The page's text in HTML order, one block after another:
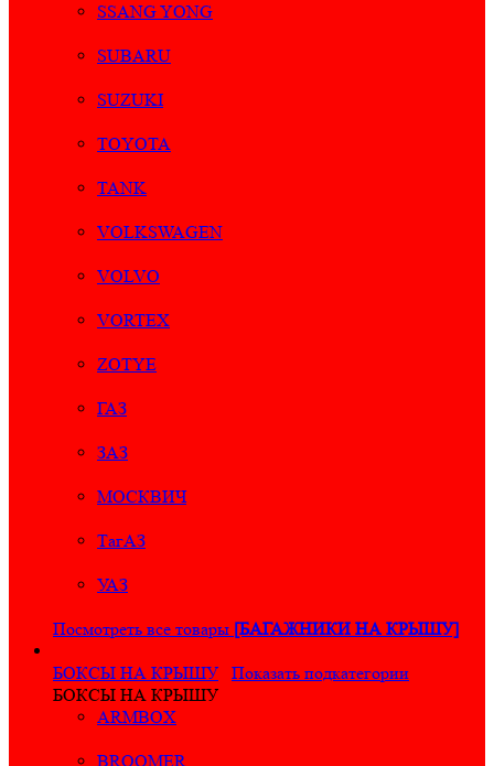
SSANG YONG
SUBARU
SUZUKI
TOYOTA
TANK
VOLKSWAGEN
VOLVO
VORTEX
ZOTYE
ГАЗ
ЗАЗ
МОСКВИЧ
ТагАЗ
УАЗ
Посмотреть все товары [БАГАЖНИКИ НА КРЫШУ]
БОКСЫ НА КРЫШУ
Показать подкатегории
БОКСЫ НА КРЫШУ
ARMBOX
BROOMER